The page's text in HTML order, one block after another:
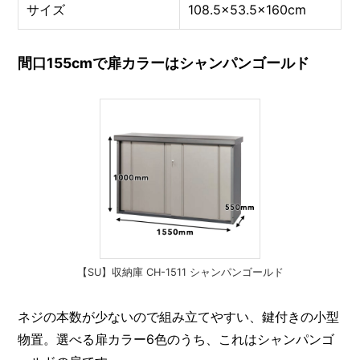
サイズ 108.5×53.5×160cm
間口155cmで扉カラーはシャンパンゴールド
【SU】収納庫 CH-1511 シャンパンゴールド
ネジの本数が少ないので組み立てやすい、鍵付きの小型
物置。選べる扉カラー6色のうち、これはシャンパンゴ